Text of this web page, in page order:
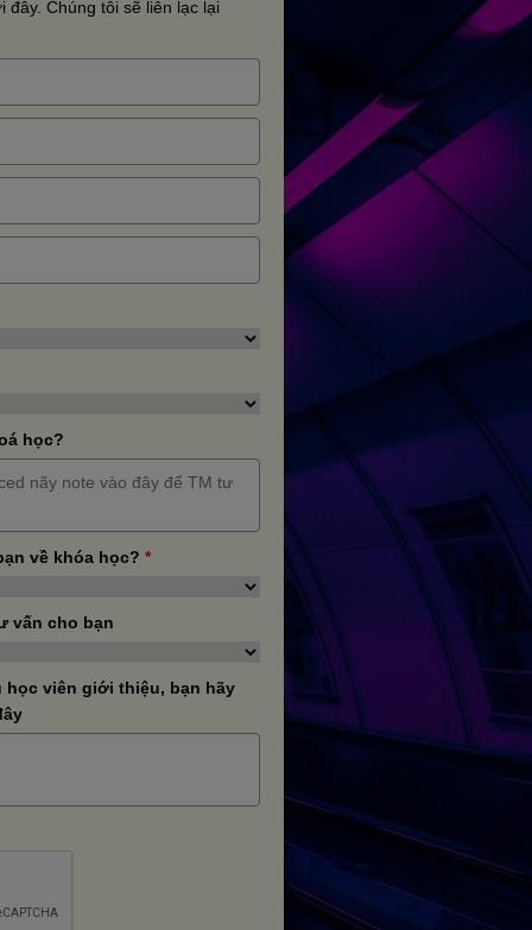
đây. Chúng tôi sẽ liên lạc lại
học?
về khóa học?*
vấn cho bạn
học viên giới thiệu, bạn hãy